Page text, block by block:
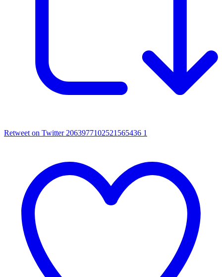
Retweet on Twitter 2063977102521565436 1